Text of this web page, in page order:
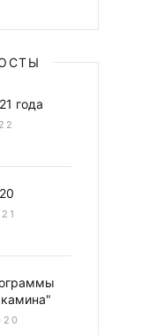
года